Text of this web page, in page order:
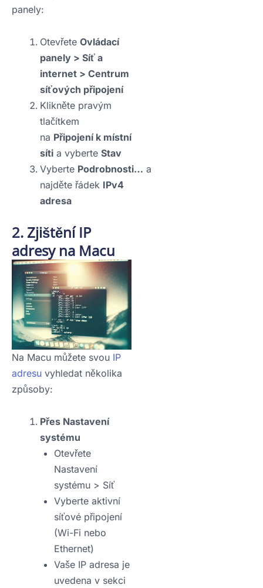
panely:
Otevřete Ovládací
panely > Síť a
internet > Centrum
síťových připojení
Klikněte pravým
tlačítkem
na Připojení k místní
síti a vyberte Stav
Vyberte Podrobnosti… a
najděte řádek IPv4
adresa
2. Zjištění IP
adresy na Macu
Na Macu můžete svou IP
adresu vyhledat několika
způsoby:
Přes Nastavení
systému
Otevřete
Nastavení
systému > Síť
Vyberte aktivní
síťové připojení
(Wi-Fi nebo
Ethernet)
Vaše IP adresa je
uvedena v sekci